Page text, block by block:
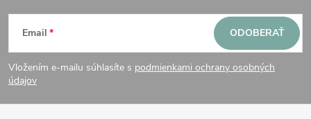
Z
á
p
Email
Vložením e-mailu súhlasíte s podmienkami ochrany osobných
údajov
ODOBERAŤ